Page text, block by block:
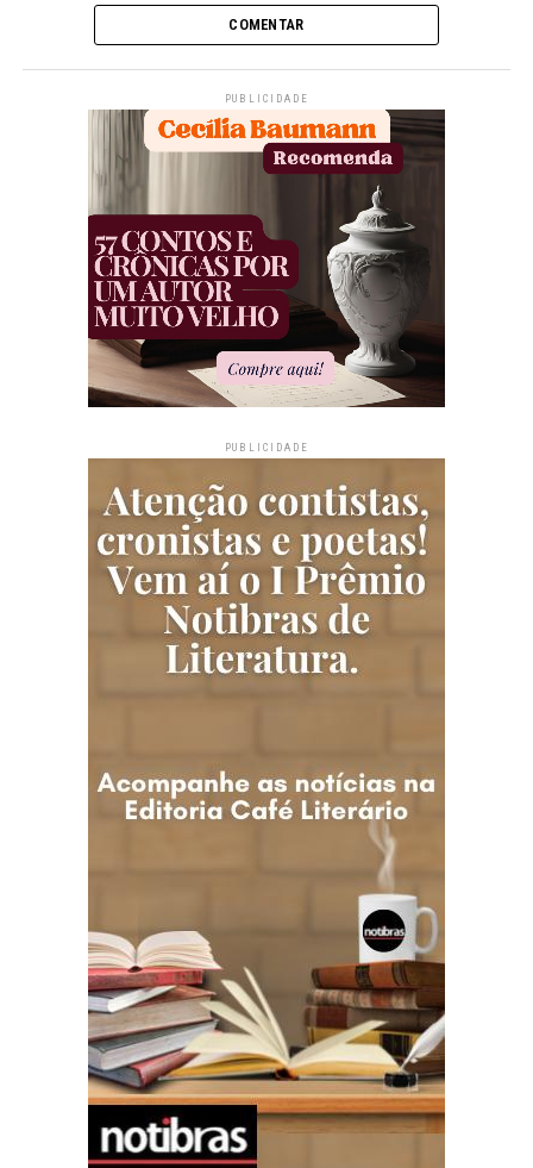
COMENTAR
PUBLICIDADE
PUBLICIDADE